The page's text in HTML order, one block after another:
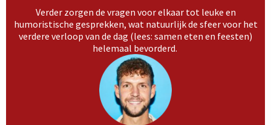
Verder zorgen de vragen voor elkaar tot leuke en
humoristische gesprekken, wat natuurlijk de sfeer voor het
verdere verloop van de dag (lees: samen eten en feesten)
helemaal bevorderd.